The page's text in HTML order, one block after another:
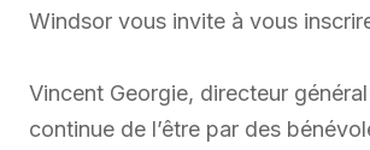
Windsor vous invite à vous
Vincent Georgie, directeur
continue de l’être par des